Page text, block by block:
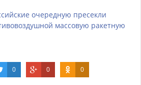
очередную пресекли
массовую ракетную
0 0 0